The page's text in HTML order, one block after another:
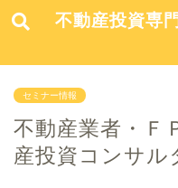
不動産投資専
セミナー情報
不動産業者・Ｆ
産投資コンサル